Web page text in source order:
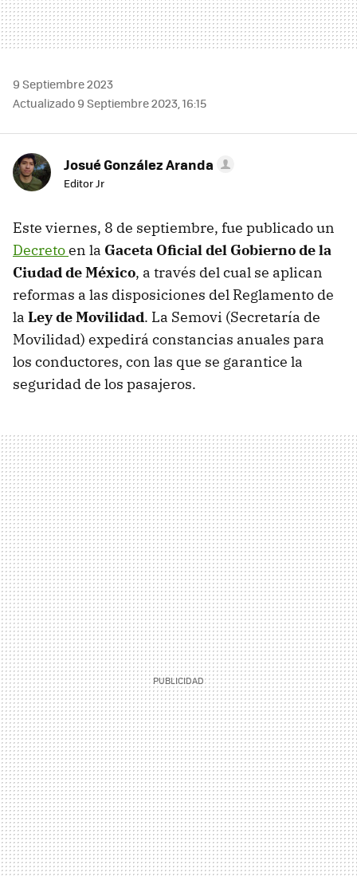
9 Septiembre 2023
Actualizado 9 Septiembre 2023, 16:15
Josué González Aranda
Editor Jr
Este viernes, 8 de septiembre, fue publicado un
Decretoen la Gaceta Oficial del Gobierno de la
Ciudad de México, a través del cual se aplican
reformas a las disposiciones del Reglamento de
la Ley de Movilidad. La Semovi (Secretaría de
Movilidad) expedirá constancias anuales para
los conductores, con las que se garantice la
seguridad de los pasajeros.